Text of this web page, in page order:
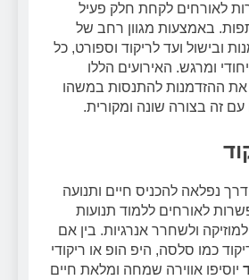
לאורחים לקחת חלק פעיל
באמצעות מגוון רחב של
ובישול ועד לריקוד וספורט, כל
ומרגש. האירועים הללו
את ההזדמנות להתנסות במשהו
זה בצורה שונה ומקורית.
דרך נפלאה להכניס חיים ותנועה
לאורחים ללמוד תנועות
ולשחרר אנרגיות. בין אם
כמו סלסה, היפ הופ או ריקודי
יוסיפו אווירה שמחה ומלאת חיים